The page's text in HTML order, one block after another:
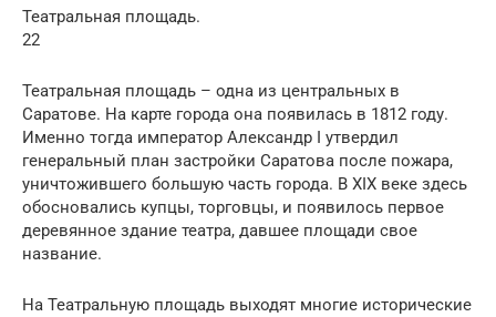
Театральная площадь.
22
Театральная площадь – одна из центральных в
Саратове. На карте города она появилась в 1812 году.
Именно тогда император Александр I утвердил
генеральный план застройки Саратова после пожара,
уничтожившего большую часть города. В XIX веке здесь
обосновались купцы, торговцы, и появилось первое
деревянное здание театра, давшее площади свое
название.
На Театральную площадь выходят многие исторические